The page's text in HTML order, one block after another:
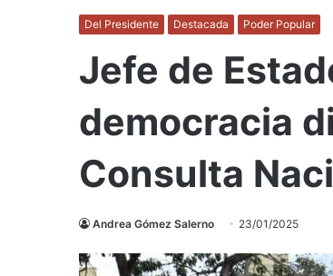
Del Presidente Destacada Poder Popular
Jefe de
democracia
Consulta
Andrea Gómez Salerno 23/01/2025